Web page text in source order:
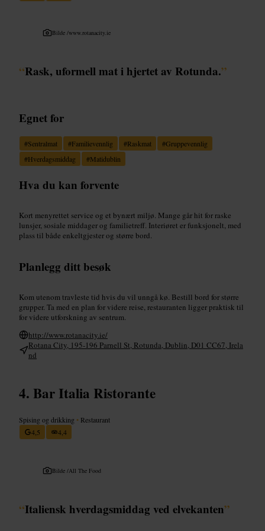
Bilde /www.rotanacity.ie
“Rask, uformell mat i hjertet av Rotunda.”
Egnet for
#Sentralmat #Familievennlig #Raskmat #Gruppevennlig
#Hverdagsmiddag #Matidublin
Hva du kan forvente
Kort menyrettet service og et bynært miljø. Mange går hit for raske
lunsjer, sosiale middager og familietreff. Interiøret er funksjonelt, med
plass til både enkeltgjester og større bord.
Planlegg ditt besøk
Kom utenom travleste tid hvis du vil unngå kø. Bestill bord for større
grupper. Ta med en plan for videre reise, restauranten ligger praktisk til
for videre utforskning av sentrum.
http://www.rotanacity.ie/
Rotana City, 195-196 Parnell St, Rotunda, Dublin, D01 CC67, Irela
nd
Bar Italia Ristorante
Spising og drikking • Restaurant
4,5
4,4
Bilde /All The Food
“Italiensk hverdagsmiddag ved elvekanten”